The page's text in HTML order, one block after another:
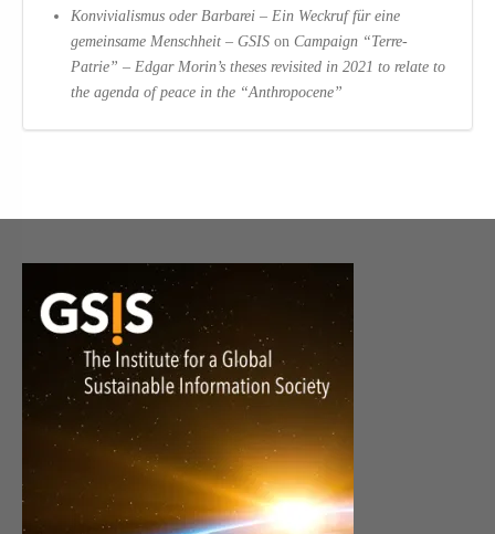
Konvivialismus oder Barbarei – Ein Weckruf für eine
gemeinsame Menschheit – GSIS onCampaign “Terre-
Patrie” – Edgar Morin’s theses revisited in 2021 to relate to
the agenda of peace in the “Anthropocene”